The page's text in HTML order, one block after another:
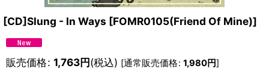
[CD]Slung - In Ways [FOMR0105(Friend Of Mine)]
販売価格: 1,763円(税込) [通常販売価格: 1,980円]